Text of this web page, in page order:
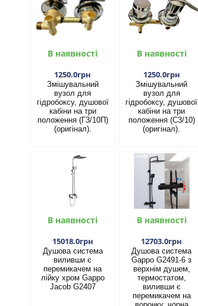
В наявності
1250.0грн
Змішувальний
вузол для
гідробоксу, душової
кабіни на три
положення (Г3/10П)
(оригінал).
В наявності
1250.0грн
Змішувальний
вузол для
гідробоксу, душової
кабіни на три
положення (С3/10)
(оригінал).
В наявності
15018.0грн
Душова система
виливши є
перемикачем на
лійку хром Gappo
Jacob G2407
В наявності
12703.0грн
Душова система
Gappo G2491-6 з
верхнім душем,
термостатом,
виливши є
перемикачем на